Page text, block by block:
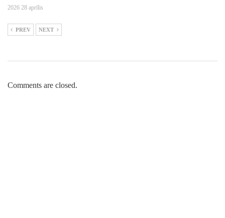
2026 28 aprīlis
PREV NEXT
Comments are closed.